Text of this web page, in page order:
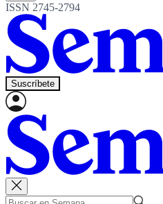
ISSN 2745-2794
Suscríbete